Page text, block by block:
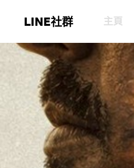
LINE社群 主頁